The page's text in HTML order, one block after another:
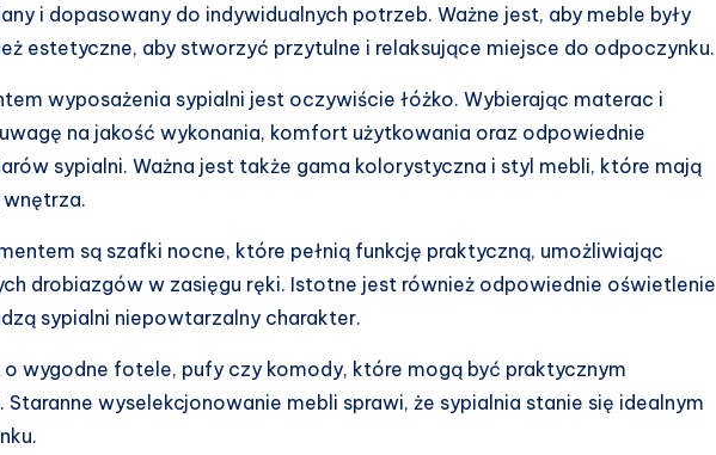
i dopasowany do indywidualnych potrzeb. Ważne jest, aby meble były
estetyczne, aby stworzyć przytulne i relaksujące miejsce do odpoczynku.
wyposażenia sypialni jest oczywiście łóżko. Wybierając materac i
na jakość wykonania, komfort użytkowania oraz odpowiednie
sypialni. Ważna jest także gama kolorystyczna i styl mebli, które mają
wnętrza.
są szafki nocne, które pełnią funkcję praktyczną, umożliwiając
drobiazgów w zasięgu ręki. Istotne jest również odpowiednie oświetlenie
sypialni niepowtarzalny charakter.
wygodne fotele, pufy czy komody, które mogą być praktycznym
Staranne wyselekcjonowanie mebli sprawi, że sypialnia stanie się idealnym